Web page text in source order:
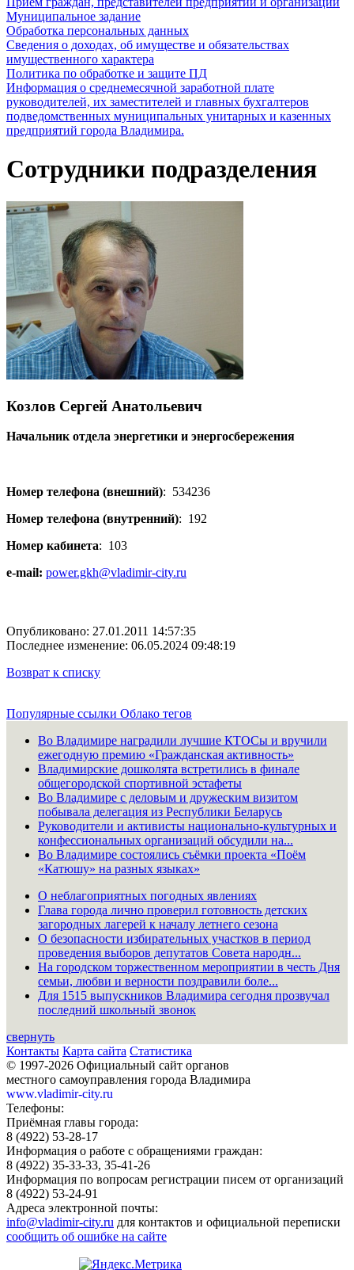
Муниципальное задание
Обработка персональных данных
Сведения о доходах, об имуществе и обязательствах
имущественного характера
Политика по обработке и защите ПД
Информация о среднемесячной заработной плате
руководителей, их заместителей и главных бухгалтеров
подведомственных муниципальных унитарных и казенных
предприятий города Владимира.
Сотрудники подразделения
Козлов Сергей Анатольевич
Начальник отдела энергетики и энергосбережения
Номер телефона (внешний): 534236
Номер телефона (внутренний): 192
Номер кабинета: 103
e-mail: power.gkh@vladimir-city.ru
Опубликовано: 27.01.2011 14:57:35
Последнее изменение: 06.05.2024 09:48:19
Возврат к списку
Популярные ссылки Облако тегов
Во Владимире наградили лучшие КТОСы и вручили
ежегодную премию «Гражданская активность»
Владимирские дошколята встретились в финале
общегородской спортивной эстафеты
Во Владимире с деловым и дружеским визитом
побывала делегация из Республики Беларусь
Руководители и активисты национально-культурных и
конфессиональных организаций обсудили на...
Во Владимире состоялись съёмки проекта «Поём
«Катюшу» на разных языках»
О неблагоприятных погодных явлениях
Глава города лично проверил готовность детских
загородных лагерей к началу летнего сезона
О безопасности избирательных участков в период
проведения выборов депутатов Совета народн...
На городском торжественном мероприятии в честь Дня
семьи, любви и верности поздравили боле...
Для 1515 выпускников Владимира сегодня прозвучал
последний школьный звонок
свернуть
Контакты Карта сайта Статистика
© 1997-2026 Официальный сайт органов
местного самоуправления города Владимира
www.vladimir-city.ru
Телефоны:
Приёмная главы города:
8 (4922) 53-28-17
Информация о работе с обращениями граждан:
8 (4922) 35-33-33, 35-41-26
Информация по вопросам регистрации писем от организаций
8 (4922) 53-24-91
Адреса электронной почты:
info@vladimir-city.ru для контактов и официальной переписки
сообщить об ошибке на сайте